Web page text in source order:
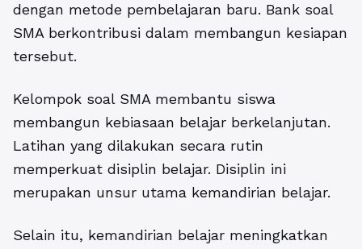
dengan metode pembelajaran baru. Bank soal
SMA berkontribusi dalam membangun kesiapan
tersebut.
Kelompok soal SMA membantu siswa
membangun kebiasaan belajar berkelanjutan.
Latihan yang dilakukan secara rutin
memperkuat disiplin belajar. Disiplin ini
merupakan unsur utama kemandirian belajar.
Selain itu, kemandirian belajar meningkatkan